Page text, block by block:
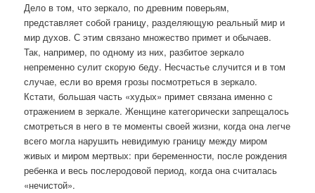
Дело в том, что зеркало, по древним поверьям,
представляет собой границу, разделяющую реальный мир и
мир духов. С этим связано множество примет и обычаев.
Так, например, по одному из них, разбитое зеркало
непременно сулит скорую беду. Несчастье случится и в том
случае, если во время грозы посмотреться в зеркало.
Кстати, большая часть «худых» примет связана именно с
отражением в зеркале. Женщине категорически запрещалось
смотреться в него в те моменты своей жизни, когда она легче
всего могла нарушить невидимую границу между миром
живых и миром мертвых: при беременности, после рождения
ребенка и весь послеродовой период, когда она считалась
«нечистой».